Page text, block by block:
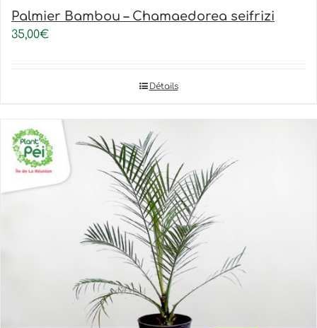
Palmier Bambou – Chamaedorea seifrizi
35,00€
Détails